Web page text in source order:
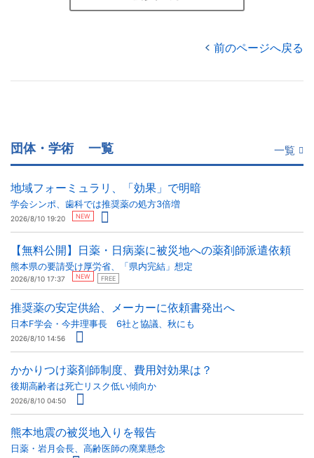
前のページへ戻る
団体・学術 一覧 一覧
地域フォーミュラリ、「効果」で明暗
学会シンポ、歯科では推奨薬の処方3倍増
2026/8/10 19:20 NEW
【無料公開】日薬・日病薬に被災地への薬剤師派遣依頼
熊本県の要請受け厚労省、「県内完結」想定
2026/8/10 17:37 NEW FREE
推奨薬の安定供給、メーカーに依頼書発出へ
日本F学会・今井理事長 6社と協議、秋にも
2026/8/10 14:56
かかりつけ薬剤師制度、費用対効果は？
後期高齢者は死亡リスク低い傾向か
2026/8/10 04:50
熊本地震の被災地入りを報告
日薬・岩月会長、高齢医師の廃業懸念